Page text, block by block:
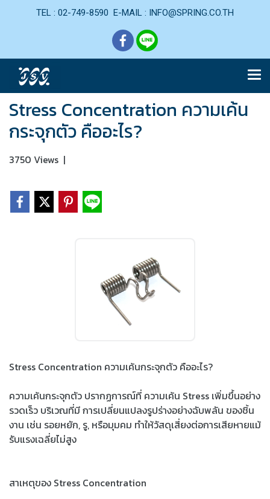
TEL : 02-749-8590 E-MAIL : INFO@SPRING.CO.TH
Stress Concentration ความเค้น
กระจุกตัว คืออะไร?
3750 Views |
Stress Concentration ความเค้นกระจุกตัว คืออะไร?
ความเค้นกระจุกตัว ปรากฏการณ์ที่ ความเค้น Stress เพิ่มขึ้นอย่าง
รวดเร็ว บริเวณที่มี การเปลี่ยนแปลงรูปร่างอย่างฉับพลัน ของชิ้น
งาน เช่น รอยหยัก, รู, หรือมุมคม ทำให้วัสดุเสี่ยงต่อการเสียหายแม้
รับแรงเฉลี่ยไม่สูง
สาเหตุของ Stress Concentration